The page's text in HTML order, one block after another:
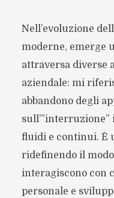
Nell’evoluzione
moderne, emerge
attraversa diverse
aziendale: mi
abbandono degli
fluidi e continui. È
ridefinendo il
interagiscono con
personale e